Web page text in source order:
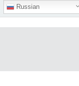
Russian